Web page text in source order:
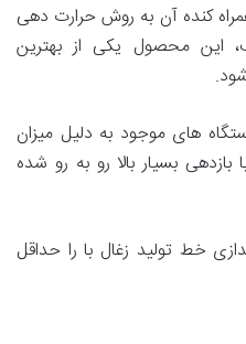
کنده آن به روش حرارت دهی
این محصول یکی از بهترین
های موجود به دلیل میزان
بازدهی بسیار بالا رو به رو شده
خط تولید زغال با را حداقل